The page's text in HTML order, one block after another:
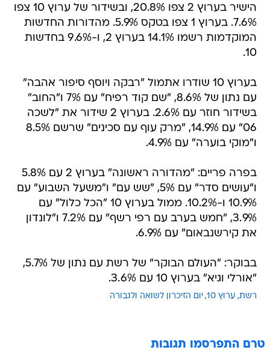
הישיר בערוץ 2 צפו 20.8%, ובשידור של ערוץ 10 צפו
7.6%. בערוץ 1 צפו בטקס 5.9%. מהדורות החדשות
המוקדמות רשמו 14.1% בערוץ 2, ו-9.6% בחדשות
10.
בערוץ 10 שודרו אתמול "רבקה ויוסף סיפור אהבה"
עם נתון של 8.6%, "שם קוד רפיח" עם 7% ו"החוב"
בשידור חוזר עם 2.6%. בערוץ 2 שידור את "לשכה
06" עם 14.9%, "מרק עוף עם סכינים" שרשם 8.5%
ו"מוקי בוערה" עם 4.9%.
בפרה פריים: "מהדורה ראשונה" בערוץ 2 עם 5.8%
ו"עושים סדר" עם 5%, "שש עם" ו"משעל השבוע" עם
10.9% ו-10.2%. ממול בערוץ 10 "הכל כלול" עם
3.9%, "חמש בערב עם רפי רשף" עם 7.2% ו"לונדון
את קירשנבאום" עם 6.9%.
בבוקר: "העולם הבוקר" של רשת עם נתון של 5.7%,
"אורלי וגיא" בערוץ 10 עם 3.6%.
רשת ערוץ 10 יום הזיכרון לשואה ולגבורה
טרם התפרסמו תגובות